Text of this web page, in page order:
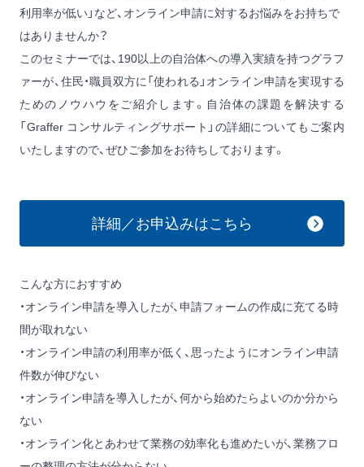
利用率が低い」など、オンライン申請に対するお悩みをお持ちで
はありませんか？
このセミナーでは、190以上の自治体への導入実績を持つグラフ
ァーが、住民・職員双方に「使われる」オンライン申請を実現する
ためのノウハウをご紹介します。自治体の課題を解決する
「Graffer コンサルティングサポート」の詳細についてもご案内
いたしますので、ぜひご参加をお待ちしております。
詳細／お申込みはこちら
こんな方におすすめ
・オンライン申請を導入したが、申請フォームの作成に充てる時
間が取れない
・オンライン申請の利用率が低く、思ったようにオンライン申請
件数が伸びない
・オンライン申請を導入したが、何から始めたらよいのか分から
ない
・オンライン化とあわせて業務の効率化も進めたいが、業務フロ